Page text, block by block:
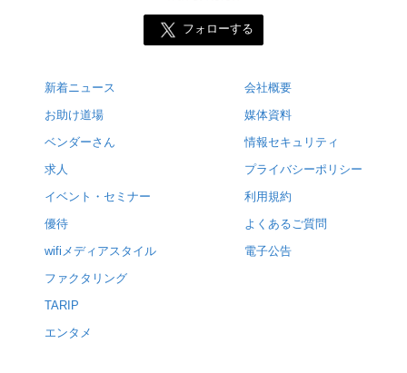
フォローする
新着ニュース
お助け道場
ベンダーさん
求人
イベント・セミナー
優待
wifiメディアスタイル
ファクタリング
TARIP
エンタメ
会社概要
媒体資料
情報セキュリティ
プライバシーポリシー
利用規約
よくあるご質問
電子公告